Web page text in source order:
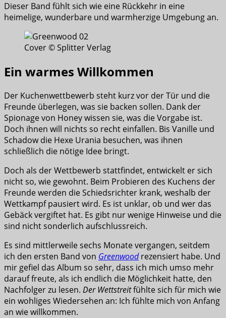
Dieser Band fühlt sich wie eine Rückkehr in eine
heimelige, wunderbare und warmherzige Umgebung an.
Cover © Splitter Verlag
Ein warmes Willkommen
Der Kuchenwettbewerb steht kurz vor der Tür und die
Freunde überlegen, was sie backen sollen. Dank der
Spionage von Honey wissen sie, was die Vorgabe ist.
Doch ihnen will nichts so recht einfallen. Bis Vanille und
Schadow die Hexe Urania besuchen, was ihnen
schließlich die nötige Idee bringt.
Doch als der Wettbewerb stattfindet, entwickelt er sich
nicht so, wie gewohnt. Beim Probieren des Kuchens der
Freunde werden die Schiedsrichter krank, weshalb der
Wettkampf pausiert wird. Es ist unklar, ob und wer das
Gebäck vergiftet hat. Es gibt nur wenige Hinweise und die
sind nicht sonderlich aufschlussreich.
Es sind mittlerweile sechs Monate vergangen, seitdem
ich den ersten Band von Greenwoodrezensiert habe. Und
mir gefiel das Album so sehr, dass ich mich umso mehr
darauf freute, als ich endlich die Möglichkeit hatte, den
Nachfolger zu lesen. Der Wettstreitfühlte sich für mich wie
ein wohliges Wiedersehen an: Ich fühlte mich von Anfang
an wie willkommen.